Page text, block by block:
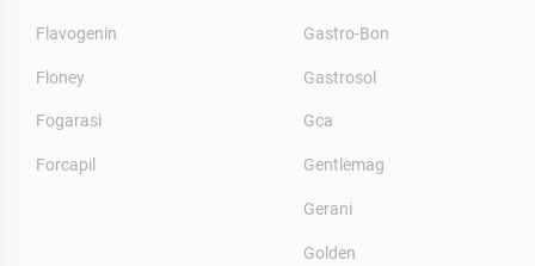
Flavogenin
Floney
Fogarasi
Forcapil
Gastro-Bon
Gastrosol
Gca
Gentlemag
Gerani
Golden